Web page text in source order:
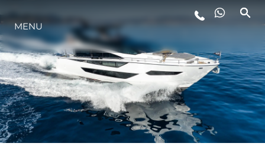
STYLE DE VIE
L'INNOVATION
LA SOCIÉTÉ
MENU